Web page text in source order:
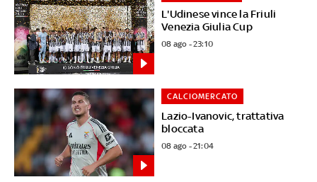
L'Udinese vince la Friuli
Venezia Giulia Cup
08 ago - 23:10
Lazio-Ivanovic, trattativa
bloccata
CALCIOMERCATO
08 ago - 21:04